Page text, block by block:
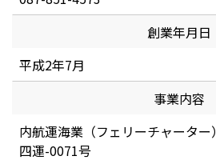
創業年月日
平成2年7月
事業内容
内航運海業（フェリーチャーター）
四運-0071号